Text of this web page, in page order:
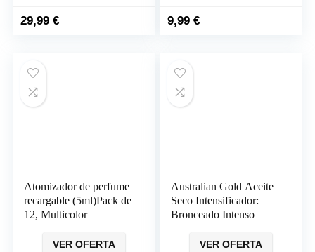
29,99€ 9,99€
Atomizador de perfume
recargable (5ml)Pack de
12, Multicolor
VER OFERTA
Australian Gold Aceite
Seco Intensificador:
Bronceado Intenso
VER OFERTA